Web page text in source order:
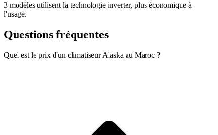
3 modèles utilisent la technologie inverter, plus économique à
l'usage.
Questions fréquentes
Quel est le prix d'un climatiseur Alaska au Maroc ?